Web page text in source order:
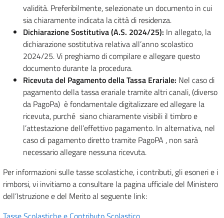
validità. Preferibilmente, selezionate un documento in cui
sia chiaramente indicata la città di residenza.
Dichiarazione Sostitutiva (A.S. 2024/25): In allegato, la
dichiarazione sostitutiva relativa all’anno scolastico
2024/25. Vi preghiamo di compilare e allegare questo
documento durante la procedura.
Ricevuta del Pagamento della Tassa Erariale: Nel caso di
pagamento della tassa erariale tramite altri canali, (diverso
da PagoPa) è fondamentale digitalizzare ed allegare la
ricevuta, purché siano chiaramente visibili il timbro e
l’attestazione dell’effettivo pagamento. In alternativa, nel
caso di pagamento diretto tramite PagoPA , non sarà
necessario allegare nessuna ricevuta.
Per informazioni sulle tasse scolastiche, i contributi, gli esoneri e i
rimborsi, vi invitiamo a consultare la pagina ufficiale del Ministero
dell’Istruzione e del Merito al seguente link: